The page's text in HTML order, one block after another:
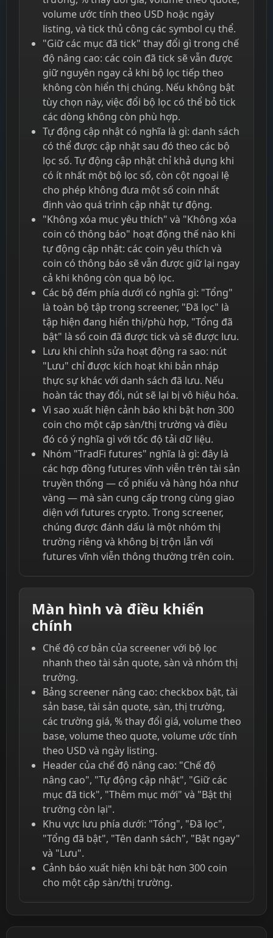
volume ước tính theo USD hoặc ngày
listing, và tick thủ công các symbol cụ thể.
"Giữ các mục đã tick" thay đổi gì trong chế
độ nâng cao: các coin đã tick sẽ vẫn được
giữ nguyên ngay cả khi bộ lọc tiếp theo
không còn hiển thị chúng. Nếu không bật
tùy chọn này, việc đổi bộ lọc có thể bỏ tick
các dòng không còn phù hợp.
Tự động cập nhật có nghĩa là gì: danh sách
có thể được cập nhật sau đó theo các bộ
lọc số. Tự động cập nhật chỉ khả dụng khi
có ít nhất một bộ lọc số, còn cột ngoại lệ
cho phép không đưa một số coin nhất
định vào quá trình cập nhật tự động.
"Không xóa mục yêu thích" và "Không xóa
coin có thông báo" hoạt động thế nào khi
tự động cập nhật: các coin yêu thích và
coin có thông báo sẽ vẫn được giữ lại ngay
cả khi không còn qua bộ lọc.
Các bộ đếm phía dưới có nghĩa gì: "Tổng"
là toàn bộ tập trong screener, "Đã lọc" là
tập hiện đang hiển thị/phù hợp, "Tổng đã
bật" là số coin đã được tick và sẽ được lưu.
Lưu khi chỉnh sửa hoạt động ra sao: nút
"Lưu" chỉ được kích hoạt khi bản nháp
thực sự khác với danh sách đã lưu. Nếu
hoàn tác thay đổi, nút sẽ lại bị vô hiệu hóa.
Vì sao xuất hiện cảnh báo khi bật hơn 300
coin cho một cặp sàn/thị trường và điều
đó có ý nghĩa gì với tốc độ tải dữ liệu.
Nhóm "TradFi futures" nghĩa là gì: đây là
các hợp đồng futures vĩnh viễn trên tài sản
truyền thống — cổ phiếu và hàng hóa như
vàng — mà sàn cung cấp trong cùng giao
diện với futures crypto. Trong screener,
chúng được đánh dấu là một nhóm thị
trường riêng và không bị trộn lẫn với
futures vĩnh viễn thông thường trên coin.
Màn hình và điều khiển
chính
Chế độ cơ bản của screener với bộ lọc
nhanh theo tài sản quote, sàn và nhóm thị
trường.
Bảng screener nâng cao: checkbox bật, tài
sản base, tài sản quote, sàn, thị trường,
các trường giá, % thay đổi giá, volume theo
base, volume theo quote, volume ước tính
theo USD và ngày listing.
Header của chế độ nâng cao: "Chế độ
nâng cao", "Tự động cập nhật", "Giữ các
mục đã tick", "Thêm mục mới" và "Bật thị
trường còn lại".
Khu vực lưu phía dưới: "Tổng", "Đã lọc",
"Tổng đã bật", "Tên danh sách", "Bật ngay"
và "Lưu".
Cảnh báo xuất hiện khi bật hơn 300 coin
cho một cặp sàn/thị trường.